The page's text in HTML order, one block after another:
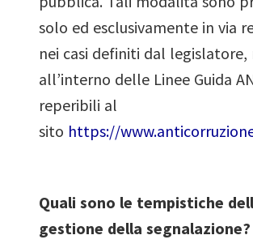
solo ed esclusivamente in via
nei casi definiti dal
all’interno delle Linee Guida
reperibili al
sito https://
Quali sono le tempistiche
gestione della segnalazione?